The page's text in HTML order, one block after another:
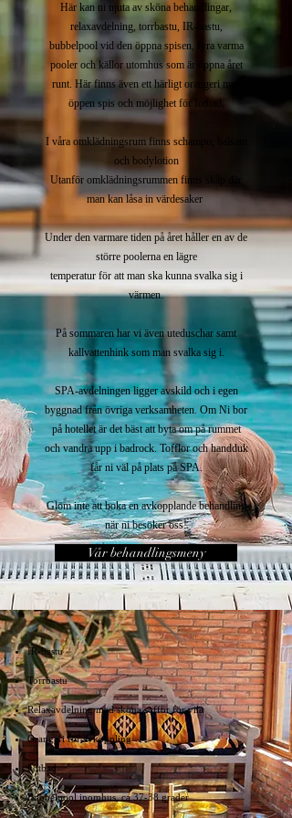
Här kan ni njuta av sköna behandlingar,
relaxavdelning, torrbastu, IR-bastu,
bubbelpool vid den öppna spisen, fyra varma
pooler och källor utomhus som är öppna året
runt. Här finns även ett härligt orangeri med
öppen spis och möjlighet för fotbad.
I våra omklädningsrum finns schampo, balsam
och bodylotion
Utanför omklädningsrummen finns skåp där
man kan låsa in värdesaker
Under den varmare tiden på året håller en av de
större poolerna en lägre
temperatur för att man ska kunna svalka sig i
värmen.
På sommaren har vi även uteduschar samt
kallvattenhink som man svalka sig i.
SPA-avdelningen ligger avskild och i egen
byggnad från övriga verksamheten. Om Ni bor
på hotellet är det bäst att byta om på rummet
och vandra upp i badrock. Tofflor och handduk
får ni väl på plats på SPA.
Glöm inte att boka en avkopplande behandling
när ni besöker oss!
Vår behandlingsmeny
IR-bastu
Torrbastu
Relaxavdelning med sköna soffor för vila
Orangeri för avkoppling
Fotbad
Bubbelpool inomhus, ca 37-38 grader